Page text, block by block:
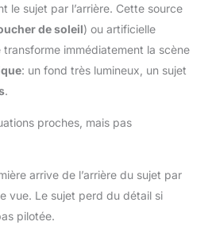
le sujet par l’arrière. Cette source
de soleil) ou artificielle
immédiatement la scène
: un fond très lumineux, un sujet
.
proches, mais pas
arrive de l’arrière du sujet par
vue. Le sujet perd du détail si
pilotée.